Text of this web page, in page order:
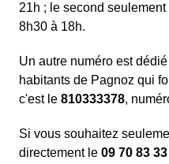
21h ; le second
8h30 à 18h.
Un autre numéro est
habitants de Pagnoz qui
c'est le 810333378,
Si vous souhaitez
directement le 09 70 83